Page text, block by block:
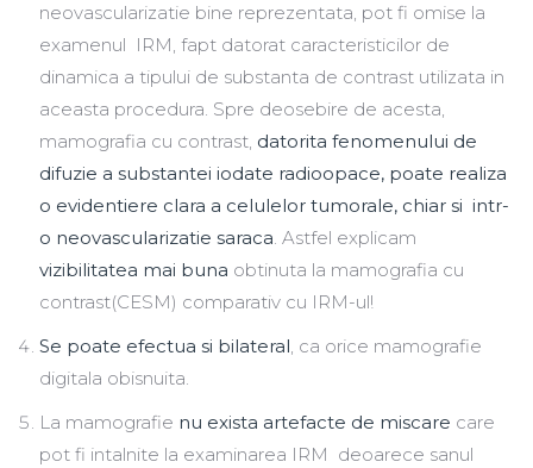
neovascularizatie bine reprezentata, pot fi omise la
examenul IRM, fapt datorat caracteristicilor de
dinamica a tipului de substanta de contrast utilizata in
aceasta procedura. Spre deosebire de acesta,
mamografia cu contrast, datorita fenomenului de
difuzie a substantei iodate radioopace, poate realiza
o evidentiere clara a celulelor tumorale, chiar si intr-
o neovascularizatie saraca. Astfel explicam
vizibilitatea mai buna obtinuta la mamografia cu
contrast(CESM) comparativ cu IRM-ul!
Se poate efectua si bilateral, ca orice mamografie
digitala obisnuita.
La mamografie nu exista artefacte de miscare care
pot fi intalnite la examinarea IRM deoarece sanul